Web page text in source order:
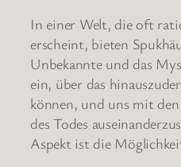
In einer Welt, die oft
erscheint, bieten
Unbekannte und das
ein, über das
können, und uns mit
des Todes
Aspekt ist die